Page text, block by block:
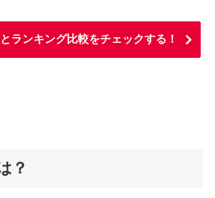
ランキング比較をチェックする！
？